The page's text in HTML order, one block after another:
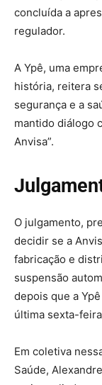
concluída a
regulador.
A Ypê, uma
história, reitera
segurança e a
mantido diálogo
Anvisa”.
O julgamento,
decidir se a
fabricação e
suspensão
depois que a
última sexta-
Em coletiva
Saúde,